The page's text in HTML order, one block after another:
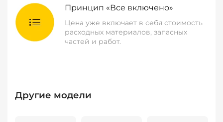
Принцип «Все включено»
Цена уже включает в себя стоимость
расходных материалов, запасных
частей и работ.
Другие модели